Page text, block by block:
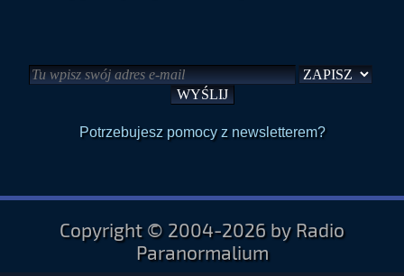
Potrzebujesz pomocy z newsletterem?
Copyright © 2004-2026 by Radio
Paranormalium